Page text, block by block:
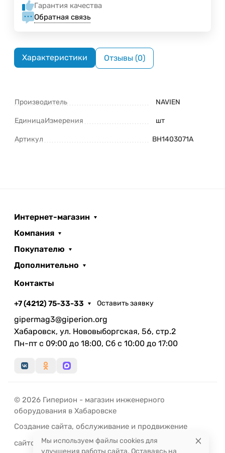
Гарантия качества
Обратная связь
Характеристики Отзывы (0)
Производитель NAVIEN
ЕдиницаИзмерения шт
Артикул BH1403071A
Интернет-магазин
Компания
Покупателю
Дополнительно
Контакты
+7 (4212) 75-33-33 Оставить заявку
gipermag3@giperion.org
Хабаровск, ул. Нововыборгская, 56, стр.2
Пн-пт с 09:00 до 18:00, Сб с 10:00 до 17:00
© 2026 Гиперион - магазин инженерного
оборудования в Хабаровске
Создание сайта, обслуживание и продвижение
сайтов
-РЭДЛАЙН
Мы используем файлы cookies для
улучшения работы сайта. Оставаясь на